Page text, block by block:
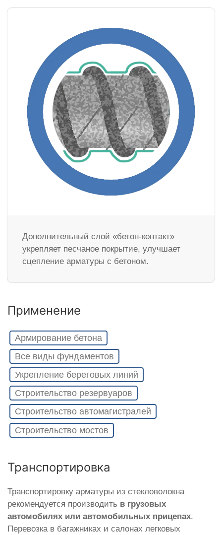
Дополнительный слой «бетон-контакт»
укрепляет песчаное покрытие, улучшает
сцепление арматуры с бетоном.
Применение
Армирование бетона
Все виды фундаментов
Укрепление береговых линий
Строительство резервуаров
Строительство автомагистралей
Строительство мостов
Транспортировка
Транспортировку арматуры из стекловолокна
рекомендуется производить в грузовых
автомобилях или автомобильных прицепах.
Перевозка в багажниках и салонах легковых